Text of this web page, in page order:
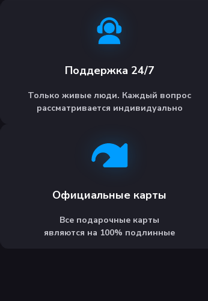
Поддержка 24/7
Только живые люди. Каждый вопрос
рассматривается индивидуально
Официальные карты
Все подарочные карты
являются на 100% подлинные